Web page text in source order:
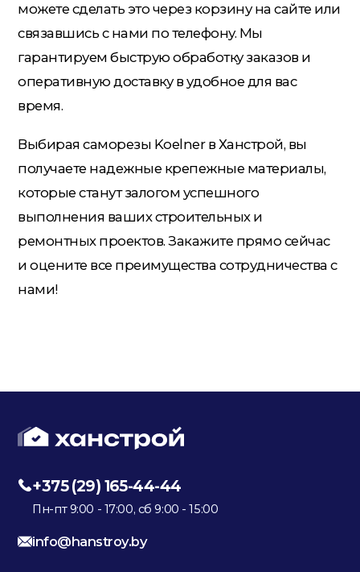
можете сделать это через корзину на сайте или
связавшись с нами по телефону. Мы
гарантируем быструю обработку заказов и
оперативную доставку в удобное для вас
время.
Выбирая саморезы Koelner в Ханстрой, вы
получаете надежные крепежные материалы,
которые станут залогом успешного
выполнения ваших строительных и
ремонтных проектов. Закажите прямо сейчас
и оцените все преимущества сотрудничества с
нами!
+375 (29) 165-44-44
Пн-пт 9:00 - 17:00, сб 9:00 - 15:00
info@hanstroy.by